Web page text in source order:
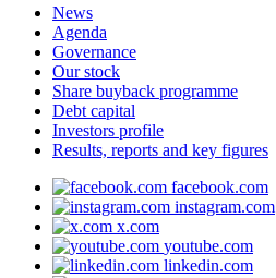
News
Agenda
Governance
Our stock
Share buyback programme
Debt capital
Investors profile
Results, reports and key figures
facebook.com
instagram.com
x.com
youtube.com
linkedin.com